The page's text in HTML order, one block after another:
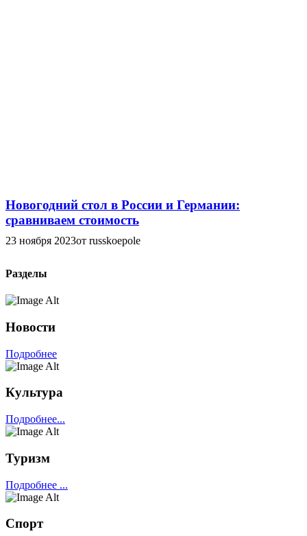
Новогодний стол в России и Германии:
сравниваем стоимость
23 ноября 2023от russkoepole
Разделы
Новости
Подробнее
Культура
Подробнее...
Туризм
Подробнее ...
Спорт